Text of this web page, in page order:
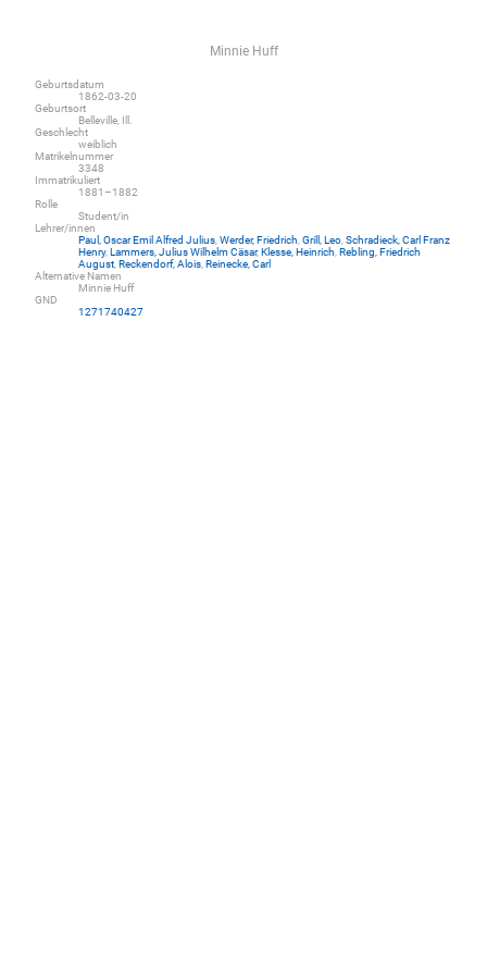
Minnie Huff
Geburtsdatum
1862-03-20
Geburtsort
Belleville, Ill.
Geschlecht
weiblich
Matrikelnummer
3348
Immatrikuliert
1881–1882
Rolle
Student/in
Lehrer/innen
Paul, Oscar Emil Alfred Julius Werder, Friedrich Grill, Leo Schradieck, Carl Franz
Henry, Lammers, Julius Wilhelm Cäsar,Klesse, Heinrich Rebling, Friedrich
August Reckendorf, Alois Reinecke, Carl
Alternative Namen
Minnie Huff
GND
1271740427